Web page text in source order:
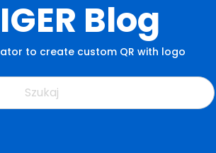
Blog
to create custom QR with logo